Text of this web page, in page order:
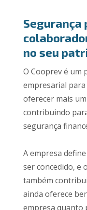
Segurança
no seu
O Cooprev é um
empresarial
oferecer mais
contribuindo
segurança
A empresa
ser concedido, e
também
ainda oferece
empresa quanto